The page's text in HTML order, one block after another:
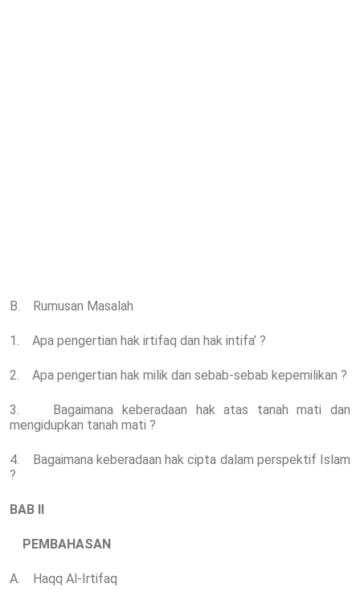
B. Rumusan Masalah
1. Apa pengertian hak irtifaq dan hak intifa’ ?
2. Apa pengertian hak milik dan sebab-sebab kepemilikan ?
3. Bagaimana keberadaan hak atas tanah mati dan
mengidupkan tanah mati ?
4. Bagaimana keberadaan hak cipta dalam perspektif Islam
?
BAB II
PEMBAHASAN
A. Haqq Al-Irtifaq